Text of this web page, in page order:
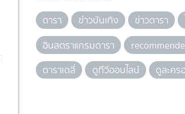
ดารา ข่าวบันเทิง ข่าวดารา
อินสตราแกรมดารา
ดาราเดลี่
ดูทีวีออนไลน์ ดูละคร